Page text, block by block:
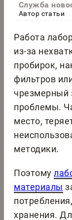
Служба
Автор статьи
Работа
из-за
пробирок,
фильтров
чрезмерный
проблемы.
место,
методики.
Поэтому
материалы
хранения.